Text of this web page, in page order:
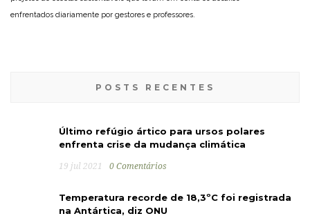
enfrentados diariamente por gestores e professores.
POSTS RECENTES
Último refúgio ártico para ursos polares
enfrenta crise da mudança climática
19 jul 2021 0 Comentários
Temperatura recorde de 18,3ºC foi registrada
na Antártica, diz ONU